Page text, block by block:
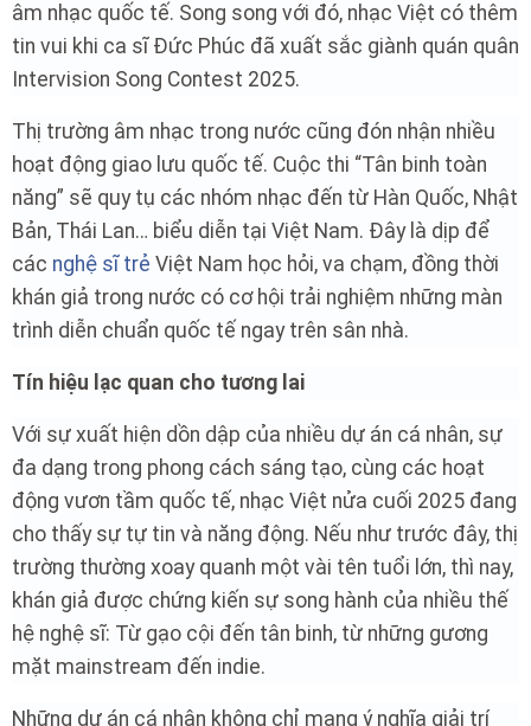
âm nhạc quốc tế. Song song với đó, nhạc Việt có thêm
tin vui khi ca sĩ Đức Phúc đã xuất sắc giành quán quân
Intervision Song Contest 2025.
Thị trường âm nhạc trong nước cũng đón nhận nhiều
hoạt động giao lưu quốc tế. Cuộc thi “Tân binh toàn
năng” sẽ quy tụ các nhóm nhạc đến từ Hàn Quốc, Nhật
Bản, Thái Lan… biểu diễn tại Việt Nam. Đây là dịp để
các nghệ sĩ trẻ Việt Nam học hỏi, va chạm, đồng thời
khán giả trong nước có cơ hội trải nghiệm những màn
trình diễn chuẩn quốc tế ngay trên sân nhà.
Tín hiệu lạc quan cho tương lai
Với sự xuất hiện dồn dập của nhiều dự án cá nhân, sự
đa dạng trong phong cách sáng tạo, cùng các hoạt
động vươn tầm quốc tế, nhạc Việt nửa cuối 2025 đang
cho thấy sự tự tin và năng động. Nếu như trước đây, thị
trường thường xoay quanh một vài tên tuổi lớn, thì nay,
khán giả được chứng kiến sự song hành của nhiều thế
hệ nghệ sĩ: Từ gạo cội đến tân binh, từ những gương
mặt mainstream đến indie.
Những dự án cá nhân không chỉ mang ý nghĩa giải trí